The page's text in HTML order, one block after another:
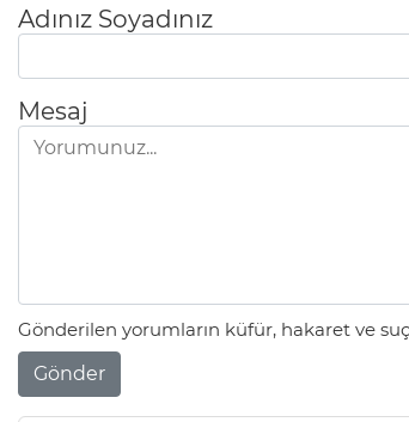
Adınız Soyadınız
Mesaj
Gönderilen yorumların küfür, hakaret ve
Gönder